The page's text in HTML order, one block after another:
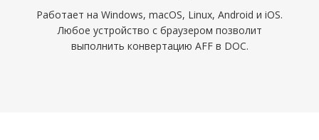
Работает на Windows, macOS, Linux, Android и iOS.
Любое устройство с браузером позволит
выполнить конвертацию AFF в DOC.